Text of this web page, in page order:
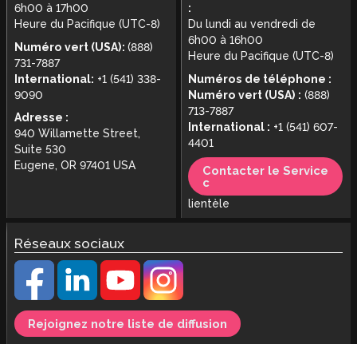
6h00 à 17h00
Heure du Pacifique (UTC-8)
Numéro vert (USA): (888)
731-7887
International: +1 (541) 338-
9090
Adresse :
940 Willamette Street,
Suite 530
Eugene, OR 97401 USA
:
Du lundi au vendredi de
6h00 à 16h00
Heure du Pacifique (UTC-8)
Numéros de téléphone :
Numéro vert (USA) : (888)
713-7887
International : +1 (541) 607-
4401
Contacter le Service
c
lientèle
Réseaux sociaux
Rejoignez notre liste de diffusion